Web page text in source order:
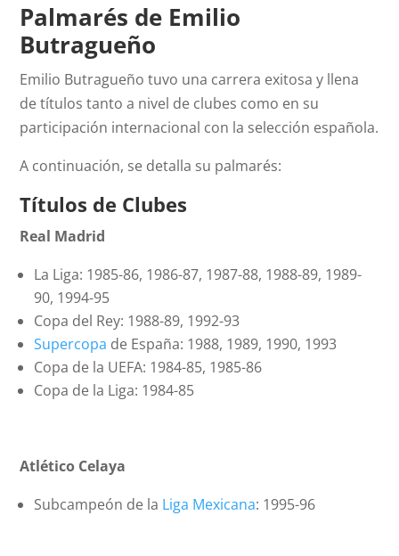
Palmarés de Emilio
Butragueño
Emilio Butragueño tuvo una carrera exitosa y llena
de títulos tanto a nivel de clubes como en su
participación internacional con la selección española.
A continuación, se detalla su palmarés:
Títulos de Clubes
Real Madrid
La Liga: 1985-86, 1986-87, 1987-88, 1988-89, 1989-
90, 1994-95
Copa del Rey: 1988-89, 1992-93
Supercopa de España: 1988, 1989, 1990, 1993
Copa de la UEFA: 1984-85, 1985-86
Copa de la Liga: 1984-85
Atlético Celaya
Subcampeón de la Liga Mexicana: 1995-96